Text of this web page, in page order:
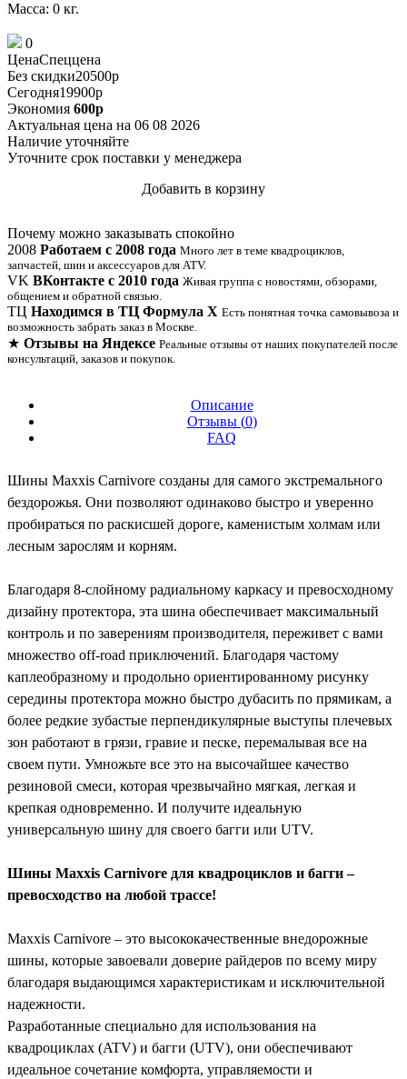
Масса: 0 кг.
0
ЦенаСпеццена
Без скидки20500p
Сегодня19900p
Экономия 600p
Актуальная цена на 06 08 2026
Наличие уточняйте
Уточните срок поставки у менеджера
Добавить в корзину
Почему можно заказывать спокойно
2008 Работаем с 2008 года Много лет в теме квадроциклов,
запчастей, шин и аксессуаров для ATV.
VK ВКонтакте с 2010 года Живая группа с новостями, обзорами,
общением и обратной связью.
ТЦ Находимся в ТЦ Формула Х Есть понятная точка самовывоза и
возможность забрать заказ в Москве.
★ Отзывы на Яндексе Реальные отзывы от наших покупателей после
консультаций, заказов и покупок.
Описание
Отзывы (0)
FAQ
Шины Maxxis Carnivore созданы для самого экстремального
бездорожья. Они позволяют одинаково быстро и уверенно
пробираться по раскисшей дороге, каменистым холмам или
лесным зарослям и корням.
Благодаря 8-слойному радиальному каркасу и превосходному
дизайну протектора, эта шина обеспечивает максимальный
контроль и по заверениям производителя, переживет с вами
множество off-road приключений. Благодаря частому
каплеобразному и продольно ориентированному рисунку
середины протектора можно быстро дубасить по прямикам, а
более редкие зубастые перпендикулярные выступы плечевых
зон работают в грязи, гравие и песке, перемалывая все на
своем пути. Умножьте все это на высочайшее качество
резиновой смеси, которая чрезвычайно мягкая, легкая и
крепкая одновременно. И получите идеальную
универсальную шину для своего багги или UTV.
Шины Maxxis Carnivore для квадроциклов и багги –
превосходство на любой трассе!
Maxxis Carnivore – это высококачественные внедорожные
шины, которые завоевали доверие райдеров по всему миру
благодаря выдающимся характеристикам и исключительной
надежности.
Разработанные специально для использования на
квадроциклах (ATV) и багги (UTV), они обеспечивают
идеальное сочетание комфорта, управляемости и